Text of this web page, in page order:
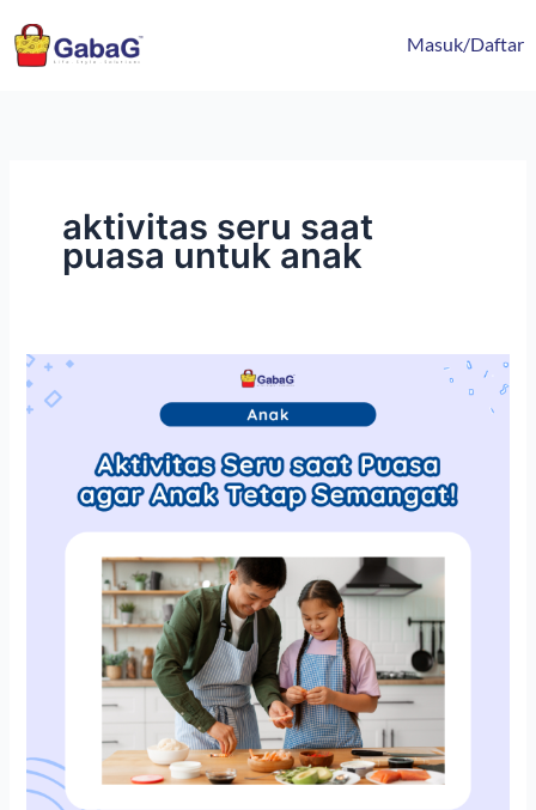
ke
konten
Masuk/Daftar
aktivitas seru saat
puasa untuk anak
Aktivitas
Seru
Tetap
Semangat!